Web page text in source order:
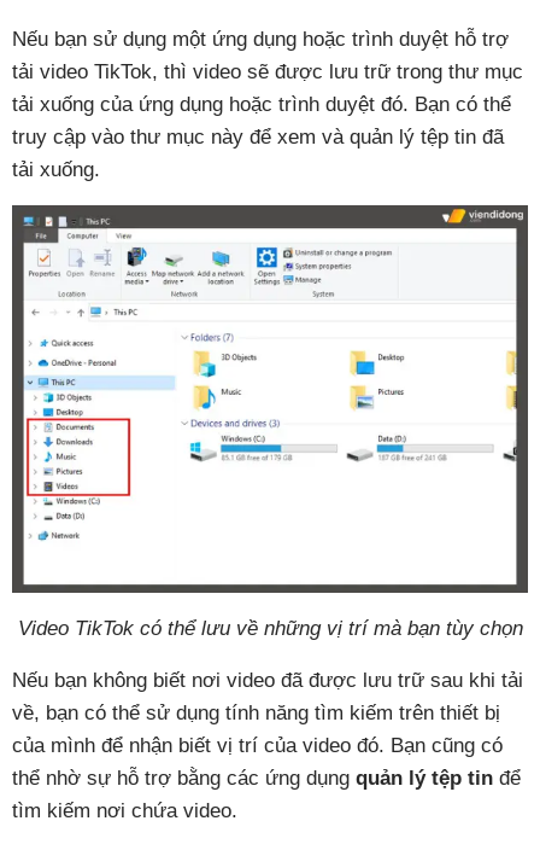
Nếu bạn sử dụng một ứng dụng hoặc trình duyệt hỗ trợ
tải video TikTok, thì video sẽ được lưu trữ trong thư mục
tải xuống của ứng dụng hoặc trình duyệt đó. Bạn có thể
truy cập vào thư mục này để xem và quản lý tệp tin đã
tải xuống.
Video TikTok có thể lưu về những vị trí mà bạn tùy chọn
Nếu bạn không biết nơi video đã được lưu trữ sau khi tải
về, bạn có thể sử dụng tính năng tìm kiếm trên thiết bị
của mình để nhận biết vị trí của video đó. Bạn cũng có
thể nhờ sự hỗ trợ bằng các ứng dụng quản lý tệp tin để
tìm kiếm nơi chứa video.